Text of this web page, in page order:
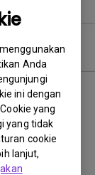
Anda
ini dengan
yang
yang tidak
cookie
lanjut,